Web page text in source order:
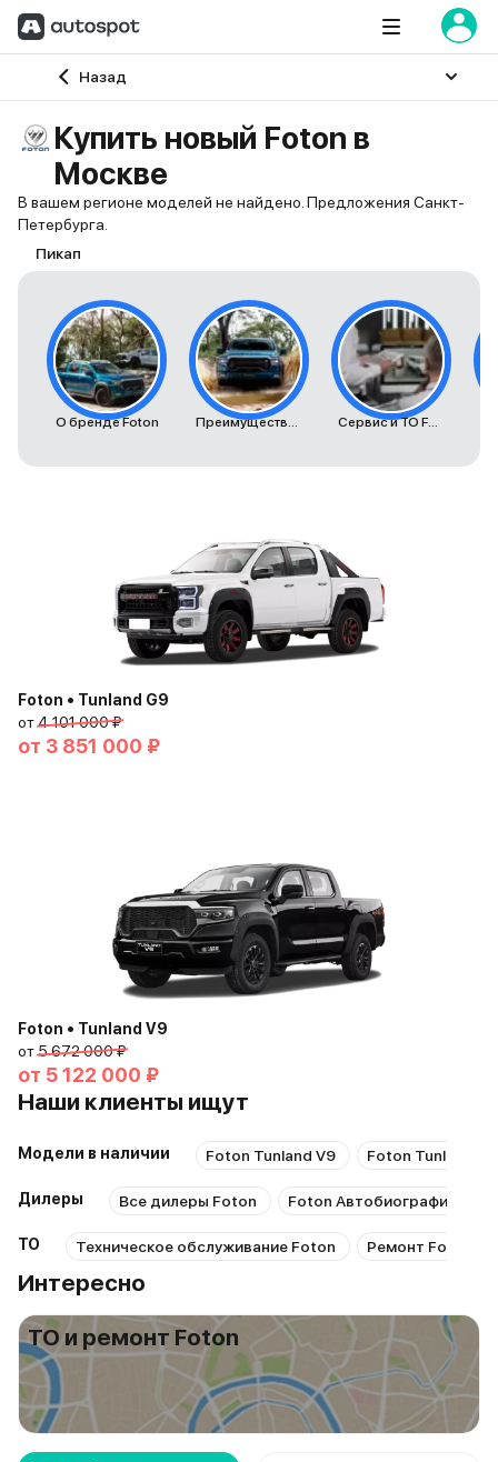
Назад
Главная
Купить новый Foton в
Москве
В вашем регионе моделей не найдено. Предложения Санкт-
Петербурга.
Пикап
О бренде Foton Преимущества автомобилей Foton Сервис и ТО Foton
Foton • Tunland G9
от4 101 000 ₽
от 3 851 000 ₽
Foton • Tunland V9
от5 672 000 ₽
от 5 122 000 ₽
Наши клиенты ищут
Модели в наличии Foton Tunland V9 Foton Tunland G9
Дилеры Все дилеры Foton Foton Автобиография
ТО Техническое обслуживание Foton Ремонт Foton
Интересно
ТО и ремонт Foton